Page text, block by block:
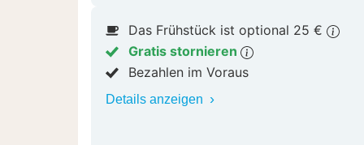
Das Frühstück ist optional 25 €
Gratis stornieren
Bezahlen im Voraus
Details anzeigen